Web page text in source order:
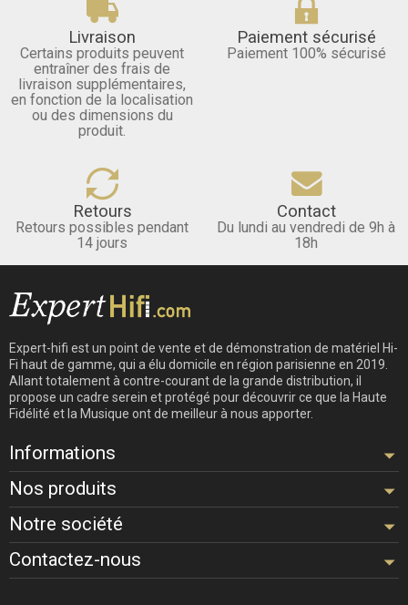
Livraison
Certains produits peuvent
entraîner des frais de
livraison supplémentaires,
en fonction de la localisation
ou des dimensions du
produit.
Paiement sécurisé
Paiement 100% sécurisé
Retours
Retours possibles pendant
14 jours
Contact
Du lundi au vendredi de 9h à
18h
Expert-hifi est un point de vente et de démonstration de matériel Hi-
Fi haut de gamme, qui a élu domicile en région parisienne en 2019.
Allant totalement à contre-courant de la grande distribution, il
propose un cadre serein et protégé pour découvrir ce que la Haute
Fidélité et la Musique ont de meilleur à nous apporter.
Informations
Nos produits
Notre société
Contactez-nous